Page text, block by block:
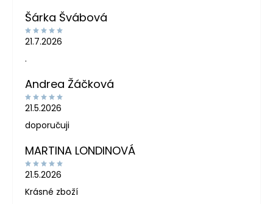
Šárka Švábová
21.7.2026
.
Andrea Žáčková
21.5.2026
doporučuji
MARTINA LONDINOVÁ
21.5.2026
Krásné zboží